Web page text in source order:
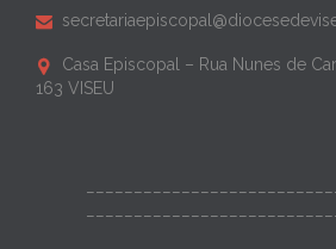


Casa Episcopal – Rua Nunes de
163 VISEU